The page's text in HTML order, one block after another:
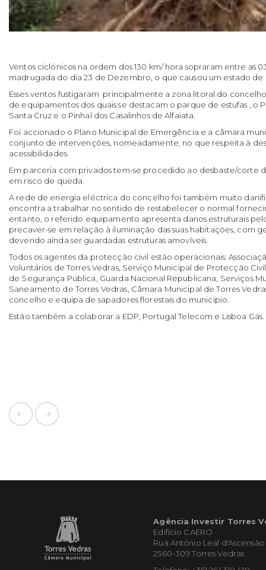
Ventos ciclónicos na ordem dos 130 km/ hora sopraram entre as
madrugada do dia 23 de Dezembro, o que causou um estado
Esses ventos fustigaram principalmente a zona litoral do
de equipamentos dos quais se destacam o parque de estufas , o
Santa Cruz e o Pinhal dos Casalinhos de Alfaiata.
Foi accionado o Plano Municipal de Emergência e a câmara
conjunto de intervenções, nomeadamente, no que respeita à
acessibilidades.
Em parceria com privados tem-se procedido ao desbaste/corte
em risco de queda.
A rede de energia eléctrica do concelho foi também muito
encontra a trabalhar no sentido de restabelecer o normal
entanto, o referido equipamento apresenta danos estruturais
precaver-se em relação à iluminação das suas habitações, com
devendo ainda ser guardadas estruturas amovíveis.
Todos os agentes da protecção civil estão operacionais:
Voluntários de Torres Vedras, Serviço Municipal de Protecção
de Segurança Pública, Guarda Nacional Republicana, Serviços
Saneamento de Torres Vedras, Câmara Municipal de Torres
concelho e equipa de sapadores florestais do município.
Estão também a colaborar a EDP, Portugal Telecom e Lisboa Gás.
Agência Investir Torres
Edifício CAERO
Rua António Leal d'Ascensão
2560-309 Torres Vedras